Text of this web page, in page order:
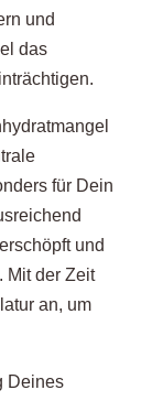
und
das
für Dein
und
Mit der Zeit
an, um
Deines